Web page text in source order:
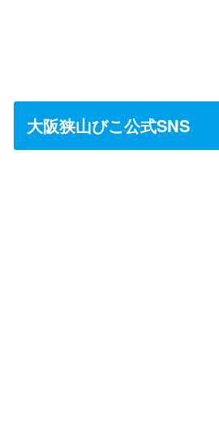
大阪狭山びこ公式SNS